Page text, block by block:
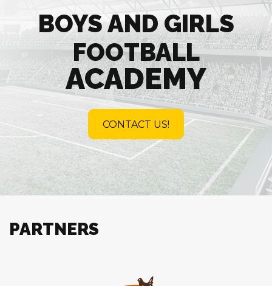
BOYS AND GIRLS
FOOTBALL
ACADEMY
CONTACT US!
PARTNERS